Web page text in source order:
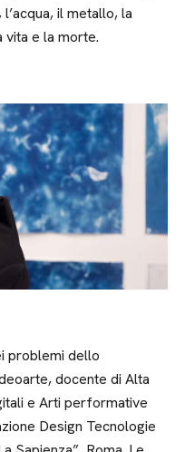
il metallo, la
vita e la morte.
problemi dello
docente di Alta
e Arti performative
Design Tecnologie